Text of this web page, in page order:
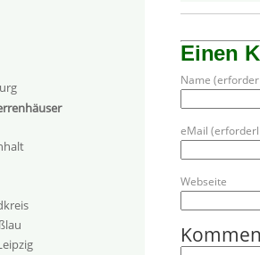
Einen
Name
eMail
Webseite